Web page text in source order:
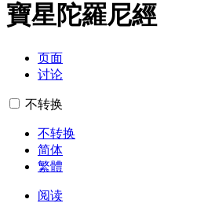
寶星陀羅尼經
页面
讨论
不转换
不转换
简体
繁體
阅读